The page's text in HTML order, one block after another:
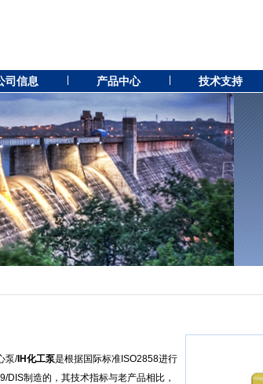
司信息 产品中心 技术支持
泵/IH化工泵是根据国际标准ISO2858进行
DIS制造的，其技术指标与老产品相比，